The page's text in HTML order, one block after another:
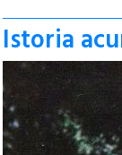
Istoria